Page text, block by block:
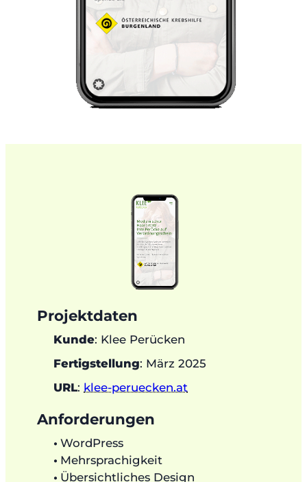
Projektdaten
Kunde: Klee Perücken
Fertigstellung: März 2025
URL: klee-peruecken.at
Anforderungen
WordPress
Mehrsprachigkeit
Übersichtliches Design